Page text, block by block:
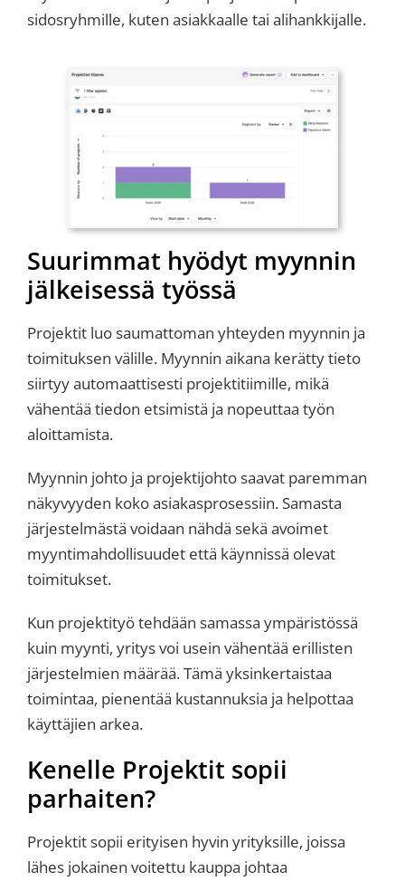
sidosryhmille, kuten asiakkaalle tai alihankkijalle.
Suurimmat hyödyt myynnin
jälkeisessä työssä
Projektit luo saumattoman yhteyden myynnin ja
toimituksen välille. Myynnin aikana kerätty tieto
siirtyy automaattisesti projektitiimille, mikä
vähentää tiedon etsimistä ja nopeuttaa työn
aloittamista.
Myynnin johto ja projektijohto saavat paremman
näkyvyyden koko asiakasprosessiin. Samasta
järjestelmästä voidaan nähdä sekä avoimet
myyntimahdollisuudet että käynnissä olevat
toimitukset.
Kun projektityö tehdään samassa ympäristössä
kuin myynti, yritys voi usein vähentää erillisten
järjestelmien määrää. Tämä yksinkertaistaa
toimintaa, pienentää kustannuksia ja helpottaa
käyttäjien arkea.
Kenelle Projektit sopii
parhaiten?
Projektit sopii erityisen hyvin yrityksille, joissa
lähes jokainen voitettu kauppa johtaa